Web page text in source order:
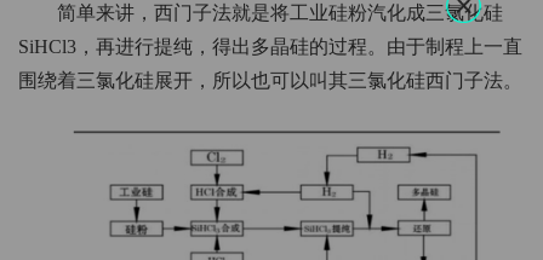
简单来讲，西门子法就是将工业硅粉汽化成三氯化硅
SiHCl3，再进行提纯，得出多晶硅的过程。由于制程上一直
围绕着三氯化硅展开，所以也可以叫其三氯化硅西门子法。